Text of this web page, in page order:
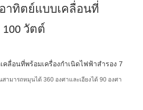
าทิตย์แบบเคลื่อนที่
100 วัตต์
ามารถหมุนได้ 360 องศาและเอียงได้ 90 องศา